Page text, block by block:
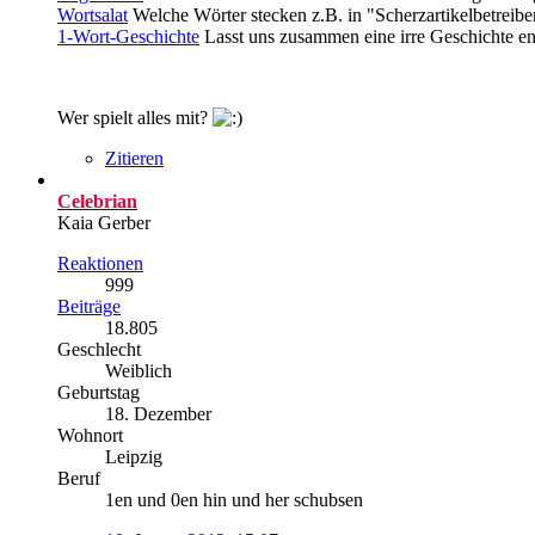
Wortsalat Welche Wörter stecken z.B. in
1-Wort-Geschichte Lasst uns zusammen eine irre Geschichte
Wer spielt alles mit?
Zitieren
Celebrian
Kaia Gerber
Reaktionen
999
Beiträge
18.805
Geschlecht
Weiblich
Geburtstag
18. Dezember
Wohnort
Leipzig
Beruf
1en und 0en hin und her schubsen